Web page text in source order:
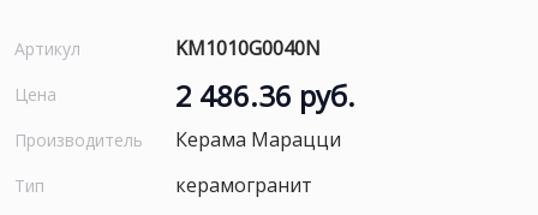
Артикул KM1010G0040N
Цена 2 486.36 руб.
Производитель Керама Марацци
Тип керамогранит